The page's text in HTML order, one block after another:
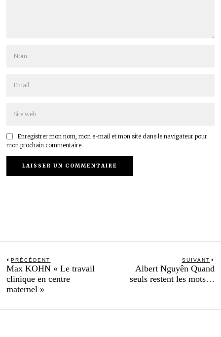
Enregistrer mon nom, mon e-mail et mon site dans le navigateur pour
mon prochain commentaire.
Navigation
de
l’article
PRÉCÉDENT
Previous
post:
Max KOHN « Le travail
clinique en centre
maternel »
SUIVANT
Albert Nguyên Quand
seuls restent les mots…